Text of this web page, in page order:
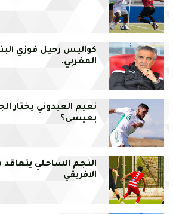
كواليس رحيل فوزي
المغربي.
نعيم العيدوني يختار
بعيسى؟
النجم الساحلي يتعاقد
الافريقي